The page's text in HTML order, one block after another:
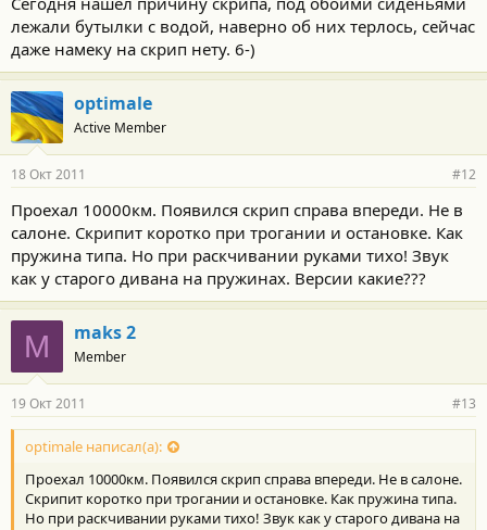
лежали бутылки с водой, наверно об них терлось, сейчас
даже намеку на скрип нету. 6-)
optimale
Active Member
18 Окт 2011 #12
Проехал 10000км. Появился скрип справа впереди. Не в
салоне. Скрипит коротко при трогании и остановке. Как
пружина типа. Но при раскчивании руками тихо! Звук
как у старого дивана на пружинах. Версии какие???
M maks 2
Member
19 Окт 2011 #13
optimale написал(а):
Проехал 10000км. Появился скрип справа впереди. Не в салоне.
Скрипит коротко при трогании и остановке. Как пружина типа.
Но при раскчивании руками тихо! Звук как у старого дивана на